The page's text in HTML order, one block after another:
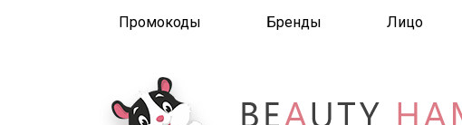
Промокоды Бренды Лицо